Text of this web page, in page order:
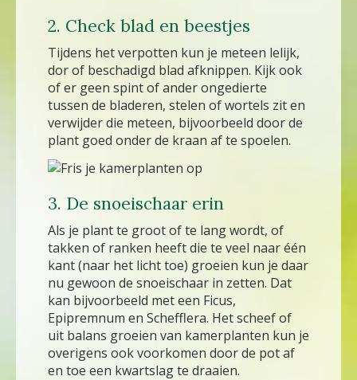
2. Check blad en beestjes
Tijdens het verpotten kun je meteen lelijk,
dor of beschadigd blad afknippen. Kijk ook
of er geen spint of ander ongedierte
tussen de bladeren, stelen of wortels zit en
verwijder die meteen, bijvoorbeeld door de
plant goed onder de kraan af te spoelen.
3. De snoeischaar erin
Als je plant te groot of te lang wordt, of
takken of ranken heeft die te veel naar één
kant (naar het licht toe) groeien kun je daar
nu gewoon de snoeischaar in zetten. Dat
kan bijvoorbeeld met een Ficus,
Epipremnum en Schefflera. Het scheef of
uit balans groeien van kamerplanten kun je
overigens ook voorkomen door de pot af
en toe een kwartslag te draaien.